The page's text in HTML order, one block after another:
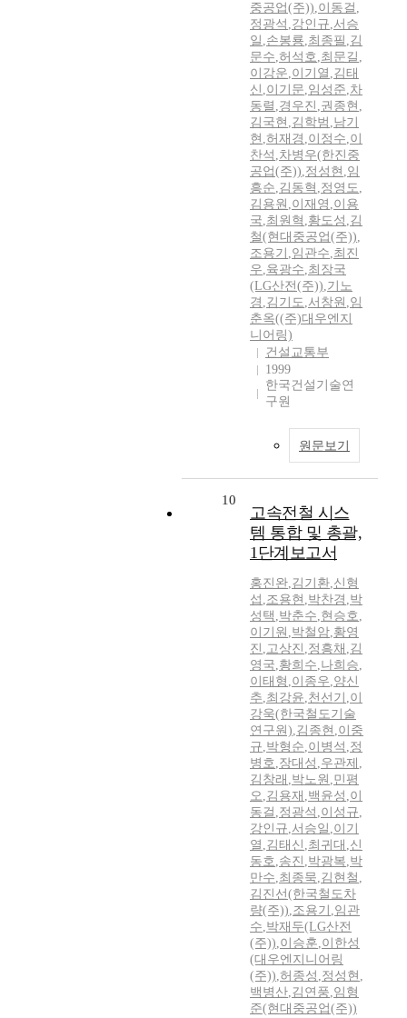
중공업(주)),이동걸 ,
정광석 ,강인규,서승
일 ,손봉룡,최종필 ,김
문수,허석호,최문길 ,
이강운,이기열 ,김태
신 ,이기문,임성준,차
동렬 ,경우진 ,권종현 ,
김국현 ,김학범 ,남기
현 ,허재경 ,이정수,이
찬석 ,차병우(한진중
공업(주)),정성현 ,임
흥순,김동혁 ,정영도,
김용원 ,이재영 ,이용
국,최원혁 ,황도성 ,김
철(현대중공업(주)),
조용기 ,임관수,최진
우,육광수,최장국
(LG산전(주)),기노
경 ,김기도,서창원 ,임
춘옥((주)대우엔지
니어링)
건설교통부
1999
한국건설기술연
구원
원문보기
10
고속전철 시스
템 통합 및 총괄,
1단계보고서
홍진완,김기환,신형
섭 ,조용현 ,박찬경 ,박
성택 ,박춘수,현승호,
이기원 ,박철암,황영
진 ,고상진 ,정흥채 ,김
영국,황희수,나희승,
이태형 ,이종우,양신
추,최강윤,천선기 ,이
강욱(한국철도기술
연구원),김종현 ,이중
규,박형순,이병석 ,정
병호,장대성 ,우관제 ,
김창래 ,박노원 ,민평
오,김용재 ,백윤성 ,이
동걸 ,정광석 ,이성규,
강인규,서승일 ,이기
열 ,김태신 ,최귀대 ,신
동호,송진 ,박광복,박
만수,최종묵,김현철 ,
김진선(한국철도차
량(주)),조용기 ,임관
수,박재두(LG산전
(주)),이승훈,이한성
(대우엔지니어링
(주)),허종성 ,정성현 ,
백병산,김연풍,임형
준(현대중공업(주))